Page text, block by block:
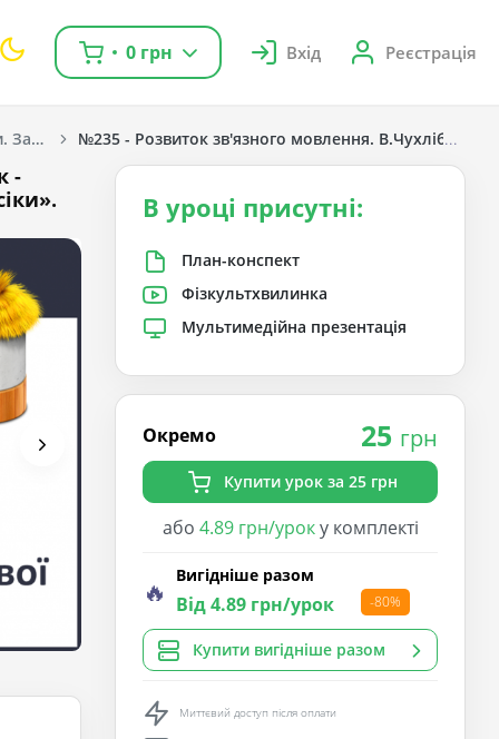
0 грн Вхід Реєстрація
Навчання грамоти. Захарійчук М. Д. 1 клас. [2018-2022] №235 - Розвиток зв'язного мовлення. В.Чухліб
-
В уроці присутні:
План-конспект
Фізкультхвилинка
Мультимедійна презентація
Окремо 25 грн
Купити урок за 25 грн
або 4.89 грн/уроку комплекті
🔥 Вигідніше разом
Від 4.89 грн/урок -80%
Купити вигідніше разом
Миттєвий доступ після оплати